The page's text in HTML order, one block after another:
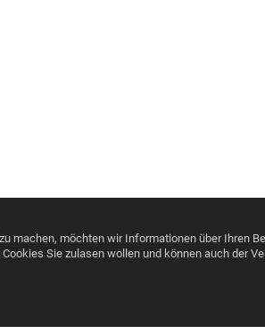
machen, möchten wir Informationen über Ihren
Sie zulasen wollen und können auch der